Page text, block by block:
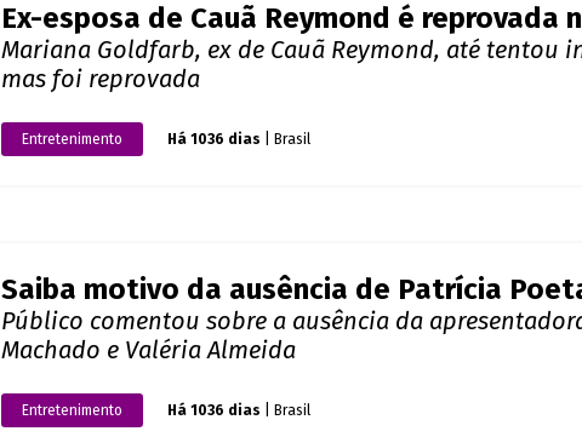
Ex-esposa de Cauã Reymond é reprovada
Mariana Goldfarb, ex de Cauã Reymond, até tentou
mas foi reprovada
Entretenimento Há 1036 dias | Brasil
Saiba motivo da ausência de Patrícia
Público comentou sobre a ausência da
Machado e Valéria Almeida
Entretenimento Há 1036 dias | Brasil